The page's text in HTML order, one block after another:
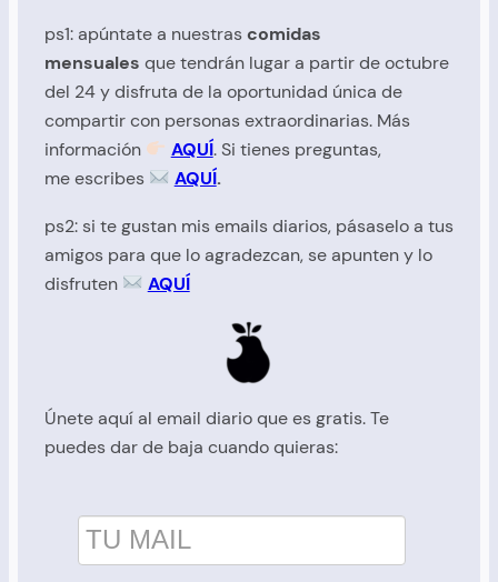
ps1: apúntate a nuestrascomidas
mensuales que tendrán lugar a partir de octubre
del 24 y disfruta de la oportunidad única de
compartir con personas extraordinarias. Más
información
AQUÍ. Si tienes preguntas,
meescribes AQUÍ.
ps2: si te gustan mis emails diarios, pásaselo a tus
amigos para que lo agradezcan, se apunten y lo
disfruten
AQUÍ
Únete aquí al email diario que es gratis. Te
puedes dar de baja cuando quieras: